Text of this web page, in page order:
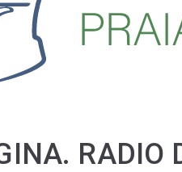
RADIO